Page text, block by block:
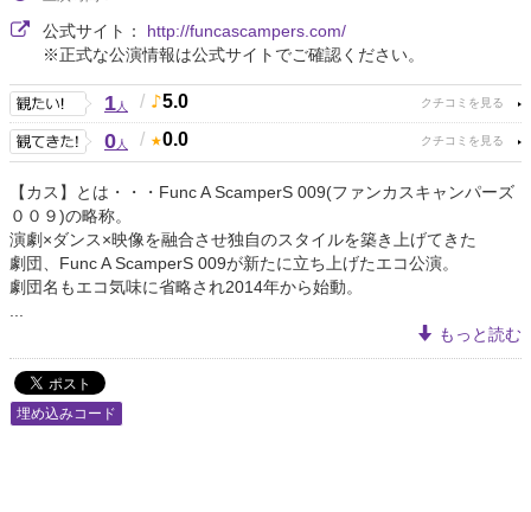
公式サイト： http://funcascampers.com/
※正式な公演情報は公式サイトでご確認ください。
1人 / 5.0
0人 / 0.0
【カス】とは・・・Func A ScamperS 009(ファンカスキャンパーズ
００９)の略称。
演劇×ダンス×映像を融合させ独自のスタイルを築き上げてきた
劇団、Func A ScamperS 009が新たに立ち上げたエコ公演。
劇団名もエコ気味に省略され2014年から始動。
もっと読む
埋め込みコード